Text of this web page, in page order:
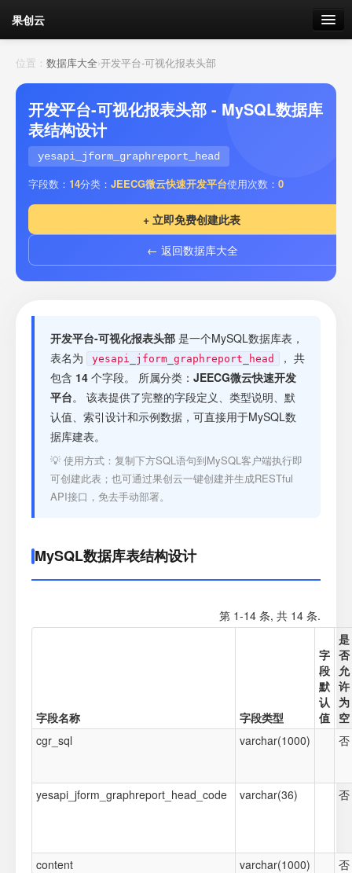
果创云
数据表单
API接口
云存储
流量 剩余接口流量
套餐
接口测试
位置： 数据库大全›开发平台-可视化报表头部
开发平台-可视化报表头部 - MySQL数据库
表结构设计
yesapi_jform_graphreport_head
字段数： 14分类： JEECG微云快速开发平台使用次数： 0
+ 立即免费创建此表
← 返回数据库大全
开发平台-可视化报表头部 是一个MySQL数据库表，
表名为
yesapi_jform_graphreport_head
， 共
包含 14 个字段。 所属分类： JEECG微云快速开发
平台。 该表提供了完整的字段定义、类型说明、默
认值、索引设计和示例数据，可直接用于MySQL数
据库建表。
💡 使用方式：复制下方SQL语句到MySQL客户端执行即
可创建此表；也可通过果创云一键创建并生成RESTful
API接口，免去手动部署。
MySQL数据库表结构设计
第 1-14 条, 共 14 条.
字段名称 字段类型
字
段
默
认
值
是
否
允
许
为
空
cgr_sql
varchar(1000) 否
yesapi_jform_graphreport_head_code varchar(36) 否
content varchar(1000) 否